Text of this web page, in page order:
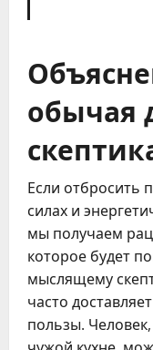
обычая
Если отбросить
силах и
мы получаем
которое будет
мыслящему
часто
пользы.